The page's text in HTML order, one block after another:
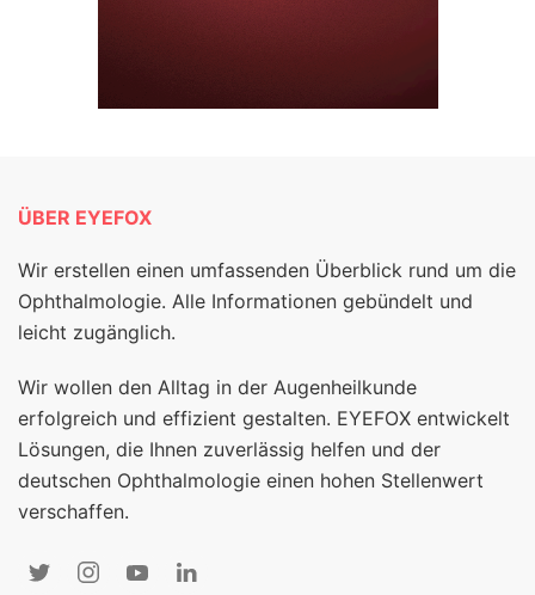
ÜBER EYEFOX
Wir erstellen einen umfassenden Überblick rund um die
Ophthalmologie. Alle Informationen gebündelt und
leicht zugänglich.
Wir wollen den Alltag in der Augenheilkunde
erfolgreich und effizient gestalten. EYEFOX entwickelt
Lösungen, die Ihnen zuverlässig helfen und der
deutschen Ophthalmologie einen hohen Stellenwert
verschaffen.